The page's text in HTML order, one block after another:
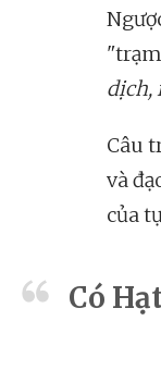
dịch,
Câu
và
của
Có